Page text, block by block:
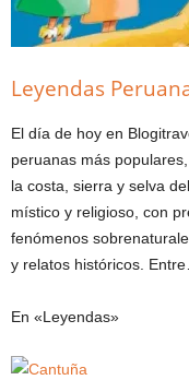
Leyendas
El día de hoy en
peruanas más
la costa, sierra y selva
místico y religioso, con
fenómenos
y relatos históricos.
En «Leyendas»